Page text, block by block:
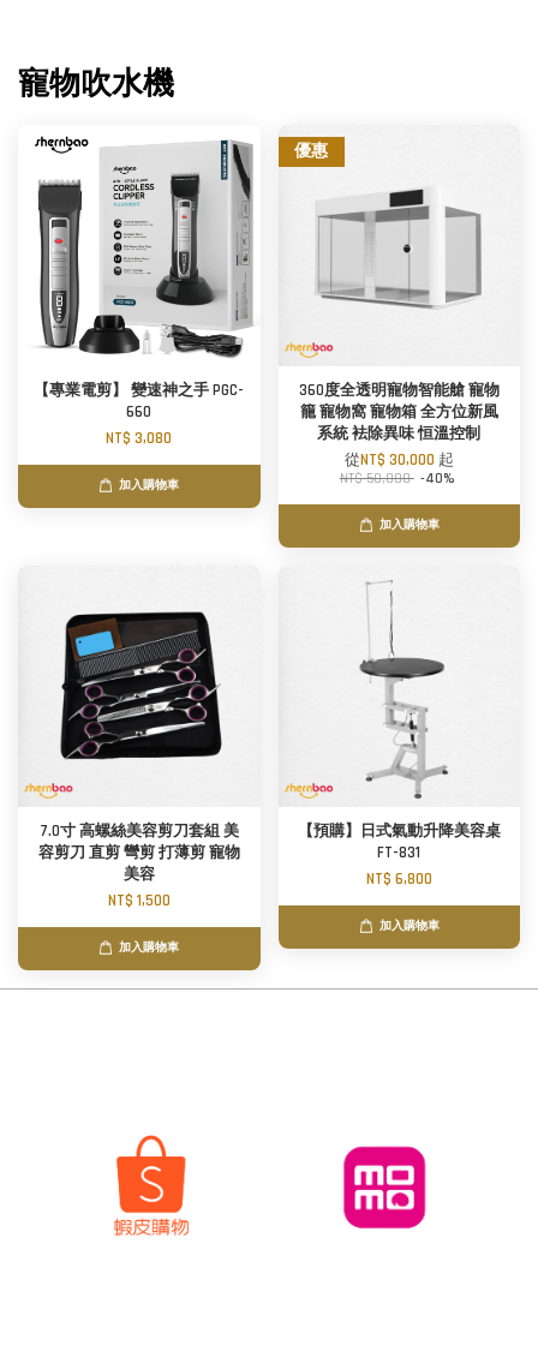
寵物吹水機
【專業電剪】 變速神之手 PGC-
660
NT$ 3,080
加入購物車
優惠
360度全透明寵物智能艙 寵物
籠 寵物窩 寵物箱 全方位新風
系統 袪除異味 恒溫控制
從NT$ 30,000 起
NT$ 50,000 -40%
加入購物車
7.0寸 高螺絲美容剪刀套組 美
容剪刀 直剪 彎剪 打薄剪 寵物
美容
NT$ 1,500
加入購物車
【預購】日式氣動升降美容桌
FT-831
NT$ 6,800
加入購物車